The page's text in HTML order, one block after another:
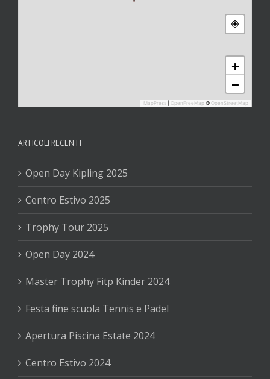
+
−
MapPress OpenFreeMap © OpenStreetMap
ARTICOLI RECENTI
Open Day Kipling 2025
Centro Estivo 2025
Trophy Tour 2025
Open Day 2024
Master Trophy Fitp Kinder 2024
Festa fine scuola Tennis e Padel
Apertura Piscina Estate 2024
Centro Estivo 2024